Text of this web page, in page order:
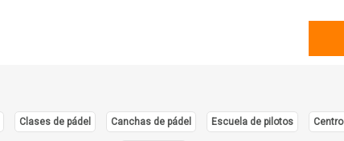
Clases de pádel Canchas de pádel Escuela de pilotos